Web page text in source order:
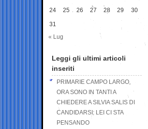
24 25 26 27 28 29 30
31
« Lug
Leggi gli ultimi articoli
inseriti
PRIMARIE CAMPO LARGO,
ORA SONO IN TANTI A
CHIEDERE A SILVIA SALIS DI
CANDIDARSI: LEI CI STA
PENSANDO